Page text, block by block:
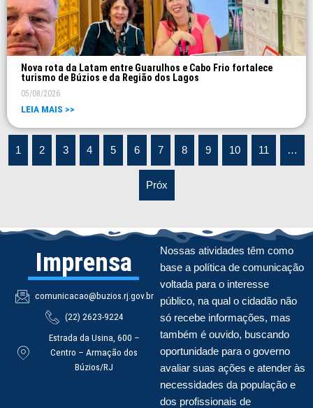
Nova rota da Latam entre Guarulhos e Cabo Frio fortalece
turismo de Búzios e da Região dos Lagos
05/08/2026
LEIA MAIS >>
1 2 3 4 5 6 7 8 9 10 11 …
Próx
Imprensa
comunicacao@buzios.rj.gov.br
(22) 2623-9224
Estrada da Usina, 600 –
Centro – Armação dos
Búzios/RJ
Nossas atividades têm como
base a política de comunicação
voltada para o interesse
público, na qual o cidadão não
só recebe informações, mas
também é ouvido, buscando
oportunidade para o governo
avaliar suas ações e atender às
necessidades da população e
dos profissionais de